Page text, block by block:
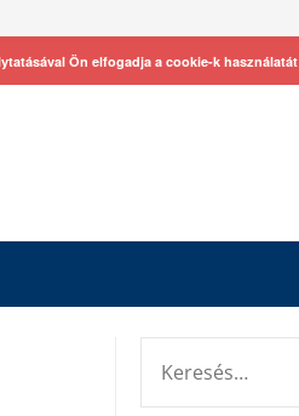
Ön elfogadja a cookie-k használatát